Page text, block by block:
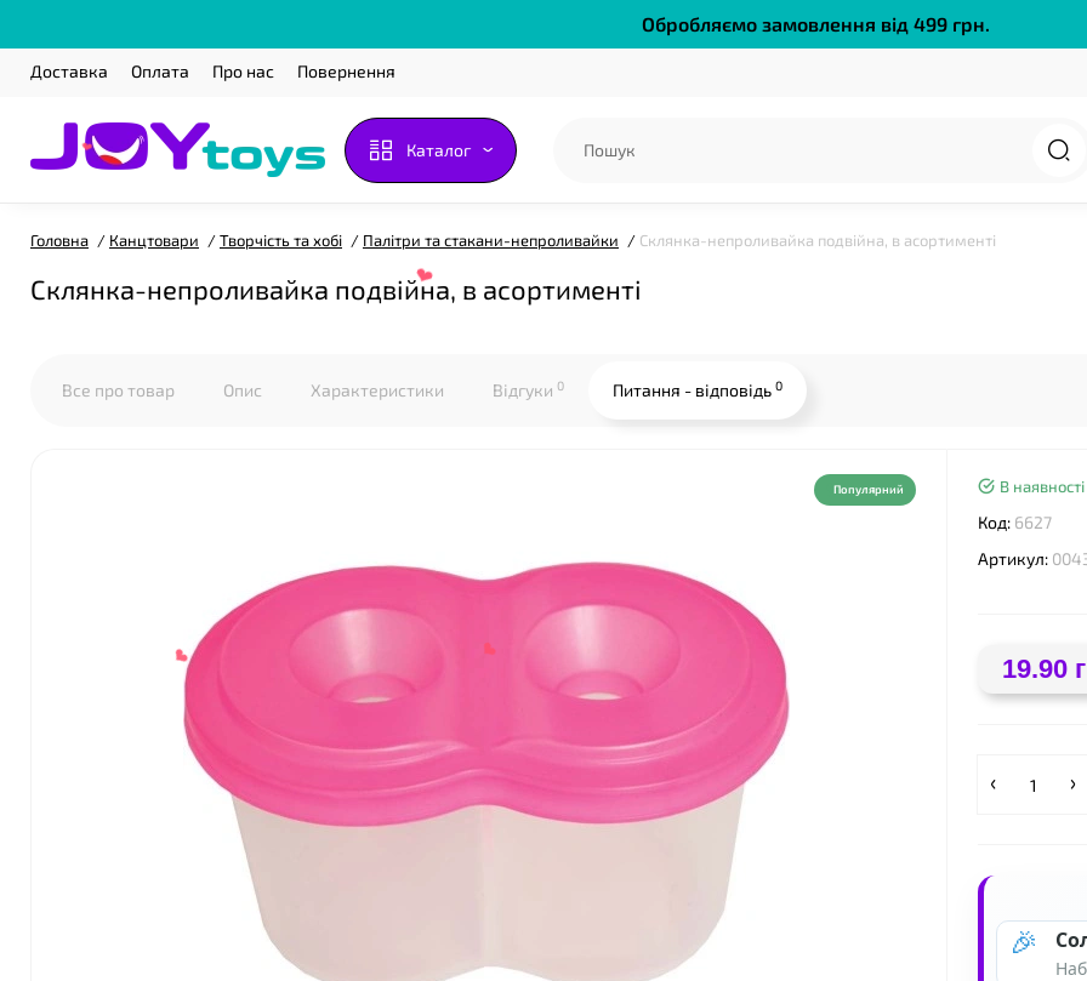
Обробляємо замовлення від 499 грн.
Доставка Оплата Про нас Повернення
Каталог
Головна Канцтовари Творчість та хобі Палітри та стакани-непроливайки Склянка-непроливайка подвійна, в асортименті
Склянка-непроливайка подвійна, в асортименті
Все про товар Опис Характеристики Відгуки 0 Питання - відповідь 0
Популярний В наявності
Код: 6627
Артикул:
19.90
🎉